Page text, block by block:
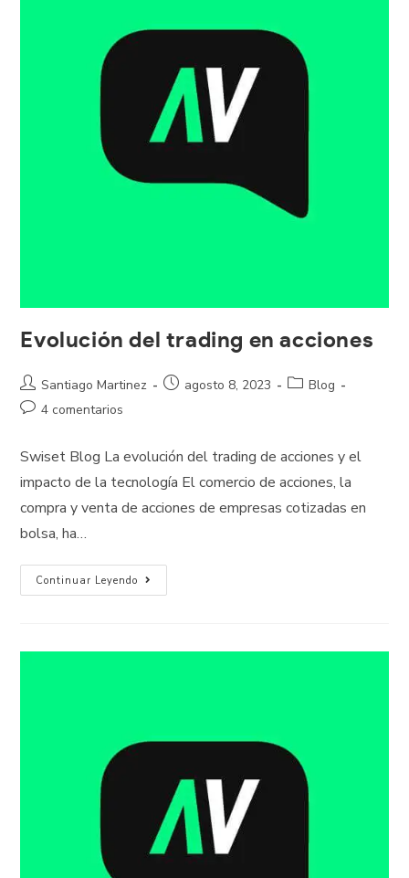
Evolución del trading en acciones
Santiago Martinez agosto 8, 2023
Blog
4 comentarios
Swiset Blog La evolución del trading de acciones y el
impacto de la tecnología El comercio de acciones, la
compra y venta de acciones de empresas cotizadas en
bolsa, ha…
Continuar Leyendo